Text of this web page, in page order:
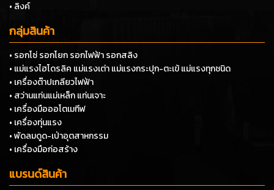
• ลิงค์
กลุ่มสินค้า
• รอกโซ่ รอกโยก รอกไฟฟ้า รอกสลิง
• แม่แรงไฮโดรลิค แม่แรงเต่า แม่แรงกระปุก-ตะเข้ แม่แรงทุกชนิด
• เครื่องต๊าปเกลียวไฟฟ้า
• สว่านแท่นแม่เหล็ก แท่นเจาะ
• เครื่องมือออโตเมทีฟ
• เครื่องทุ่นแรง
• พัดลมดูด-เป่าอุตสาหกรรม
• เครื่องมือก่อสร้าง
แบรนด์สินค้า